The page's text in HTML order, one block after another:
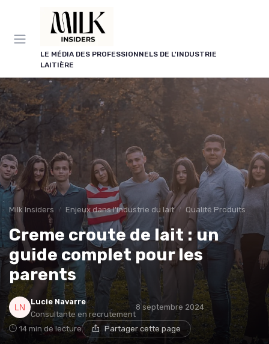
LE MÉDIA DES PROFESSIONNELS DE L'INDUSTRIE
LAITIÈRE
Milk Insiders Enjeux dans l'industrie du lait Qualité Produits
Creme croute de lait : un
guide complet pour les
parents
Lucie Navarre
Consultante en recrutement
8 septembre 2024
14 min de lecture Partager cette page